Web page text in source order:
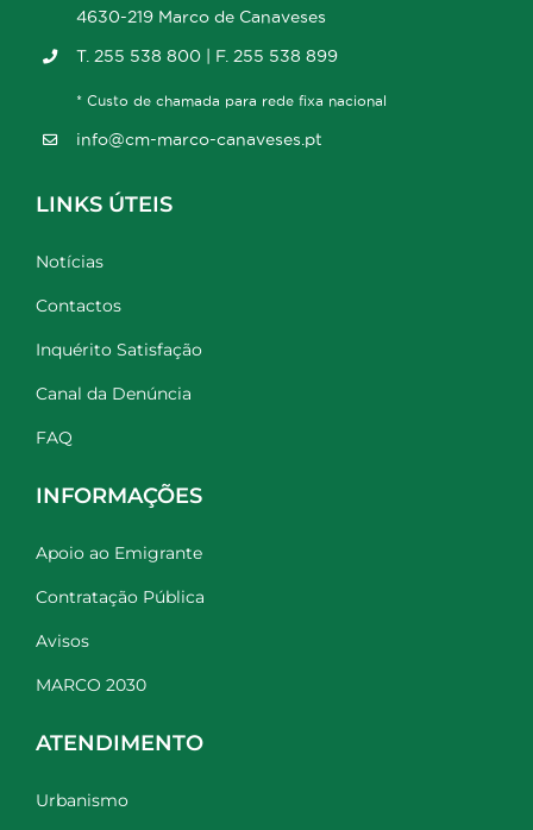
4630-219 Marco de Canaveses
T. 255 538 800 | F. 255 538 899
* Custo de chamada para rede fixa nacional
info@cm-marco-canaveses.pt
LINKS ÚTEIS
Notícias
Contactos
Inquérito Satisfação
Canal da Denúncia
FAQ
INFORMAÇÕES
Apoio ao Emigrante
Contratação Pública
Avisos
MARCO 2030
ATENDIMENTO
Urbanismo